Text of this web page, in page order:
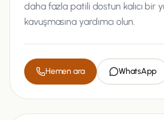
daha fazla patili dostun kalıcı bir
kavuşmasına yardımcı olun.
Hemen ara WhatsApp